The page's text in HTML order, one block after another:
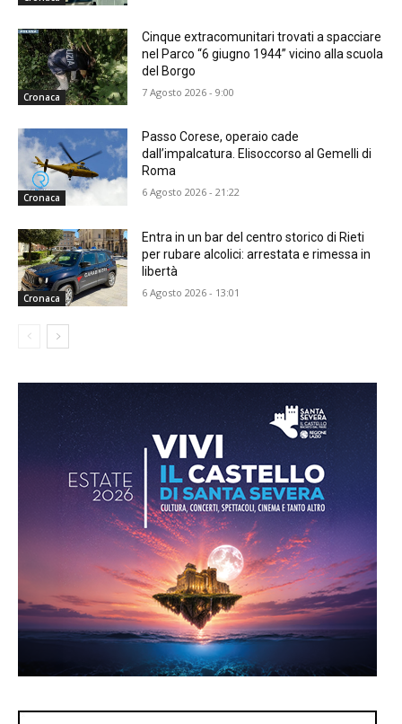
Cronaca
Cinque extracomunitari trovati a spacciare
nel Parco “6 giugno 1944” vicino alla scuola
del Borgo
7 Agosto 2026 - 9:00
Cronaca
Passo Corese, operaio cade
dall’impalcatura. Elisoccorso al Gemelli di
Roma
6 Agosto 2026 - 21:22
Cronaca
Entra in un bar del centro storico di Rieti
per rubare alcolici: arrestata e rimessa in
libertà
6 Agosto 2026 - 13:01